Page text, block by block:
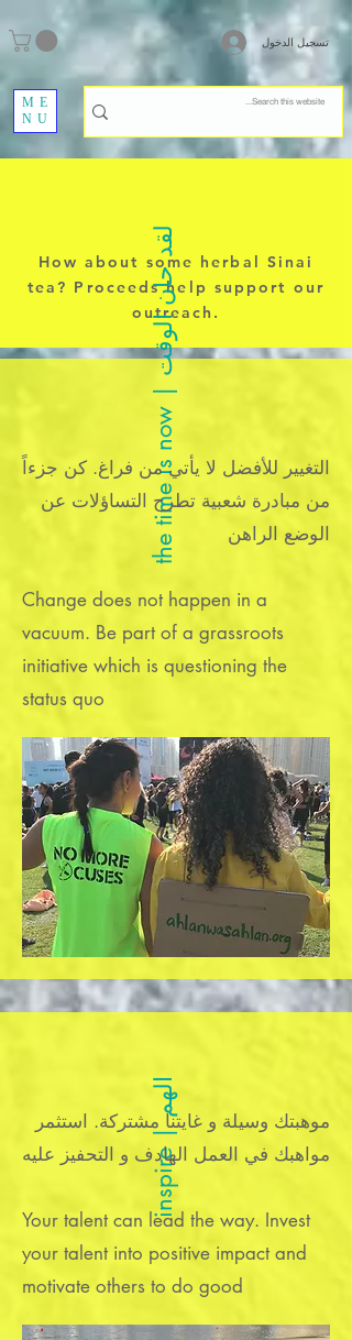
تسجيل الدخول
ME
NU
How about some herbal Sinai
tea? Proceeds help support our
outreach.
t
h
e
t
i
m
e
i
s
n
o
w
|
ل
ق
د
ح
ا
ن
ا
ل
و
ق
ت
التغيير للأفضل لا يأتي من فراغ. كن جزءاً
من مبادرة شعبية تطرح التساؤلات عن
الوضع الراهن
Change does not happen in a
vacuum. Be part of a grassroots
initiative which is questioning the
status quo
i
n
s
p
i
r
e
|
ا
ل
ه
م
موهبتك وسيلة و غايتنا مشتركة. استثمر
مواهبك في العمل الهادف و التحفيز عليه
Your talent can lead the way. Invest
your talent into positive impact and
motivate others to do good